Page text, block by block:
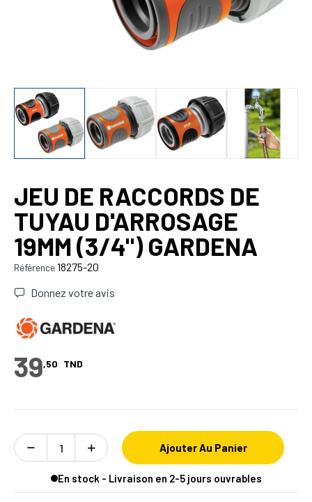
JEU DE RACCORDS DE
TUYAU D'ARROSAGE
19MM (3/4") GARDENA
Référence18275-20
Donnez votre avis
39,50 TND
Ajouter Au Panier
En stock - Livraison en 2-5 jours ouvrables